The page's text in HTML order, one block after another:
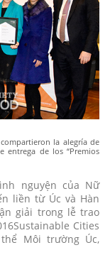
la alegría de
entrega de los “Premios
nguyện của Nữ
liền từ Úc và Hàn
giải trong lễ trao
Cities
Môi trường Úc,